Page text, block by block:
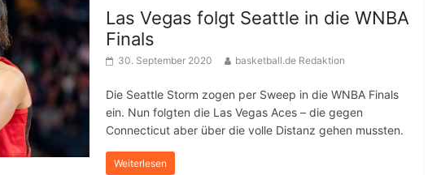
Las Vegas folgt Seattle in die WNBA
Finals
30. September 2020 basketball.de Redaktion
Die Seattle Storm zogen per Sweep in die WNBA Finals
ein. Nun folgten die Las Vegas Aces – die gegen
Connecticut aber über die volle Distanz gehen mussten.
Weiterlesen